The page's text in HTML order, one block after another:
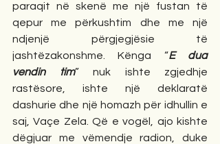
paraqit në skenë me një fustan të
qepur me përkushtim dhe me një
ndjenjë përgjegjësie të
jashtëzakonshme. Kënga “E dua
vendin tim” nuk ishte zgjedhje
rastësore, ishte një deklaratë
dashurie dhe një homazh për idhullin e
saj, Vaçe Zela. Që e vogël, ajo kishte
dëgjuar me vëmendje radion, duke